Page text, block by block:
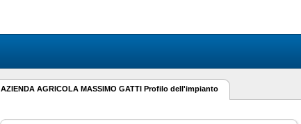
AZIENDA AGRICOLA MASSIMO GATTI Profilo dell'impianto